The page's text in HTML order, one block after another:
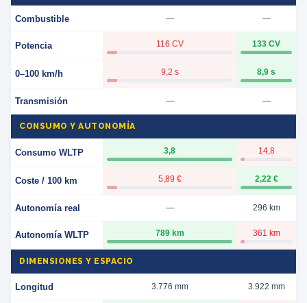
Combustible — —
Potencia 116 CV 133 CV
0–100 km/h 9,2 s 8,9 s
Transmisión — —
CONSUMO Y AUTONOMÍA
Consumo WLTP 3,8 14,8
Coste / 100 km 5,89 € 2,22 €
Autonomía real — 296 km
Autonomía WLTP 789 km 361 km
DIMENSIONES Y ESPACIO
Longitud 3.776 mm 3.922 mm